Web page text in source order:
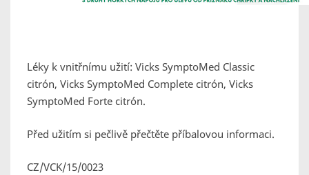
Léky k vnitřnímu užití: Vicks SymptoMed Classic
citrón, Vicks SymptoMed Complete citrón, Vicks
SymptoMed Forte citrón.
Před užitím si pečlivě přečtěte příbalovou informaci.
CZ/VCK/15/0023